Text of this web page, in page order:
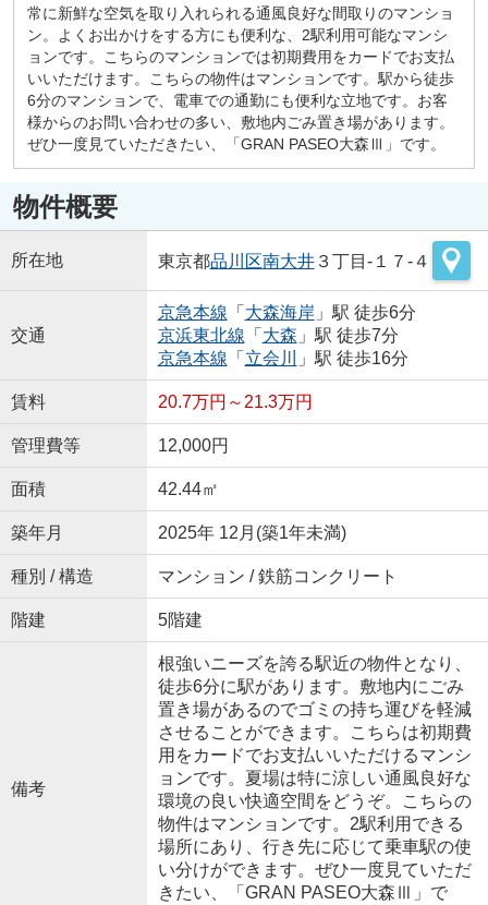
常に新鮮な空気を取り入れられる通風良好な間取りのマンショ
ン。よくお出かけをする方にも便利な、2駅利用可能なマンシ
ョンです。こちらのマンションでは初期費用をカードでお支払
いいただけます。こちらの物件はマンションです。駅から徒歩
6分のマンションで、電車での通勤にも便利な立地です。お客
様からのお問い合わせの多い、敷地内ごみ置き場があります。
ぜひ一度見ていただきたい、「GRAN PASEO大森Ⅲ」です。
物件概要
所在地 東京都品川区南大井３丁目-１７-４
交通
京急本線 「 大森海岸 」駅 徒歩6分
京浜東北線 「 大森 」駅 徒歩7分
京急本線 「 立会川 」駅 徒歩16分
賃料 20.7万円～21.3万円
管理費等 12,000円
面積 42.44㎡
築年月 2025年 12月(築1年未満)
種別 / 構造 マンション / 鉄筋コンクリート
階建 5階建
備考
根強いニーズを誇る駅近の物件となり、
徒歩6分に駅があります。敷地内にごみ
置き場があるのでゴミの持ち運びを軽減
させることができます。こちらは初期費
用をカードでお支払いいただけるマンシ
ョンです。夏場は特に涼しい通風良好な
環境の良い快適空間をどうぞ。こちらの
物件はマンションです。2駅利用できる
場所にあり、行き先に応じて乗車駅の使
い分けができます。ぜひ一度見ていただ
きたい、「GRAN PASEO大森Ⅲ」で